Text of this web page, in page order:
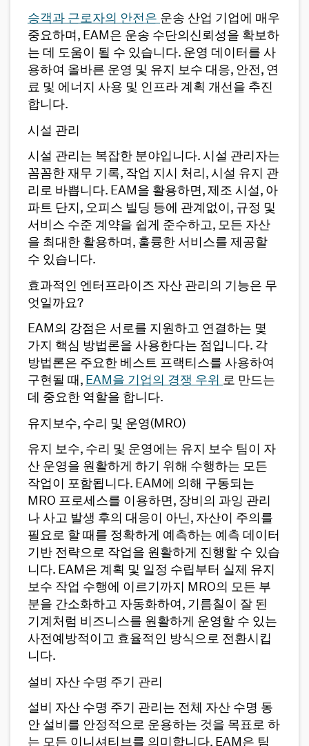
승객과 근로자의 안전은 운송 산업 기업에 매우
중요하며, EAM은 운송 수단의신뢰성을 확보하
는 데 도움이 될 수 있습니다. 운영 데이터를 사
용하여 올바른 운영 및 유지 보수 대응, 안전, 연
료 및 에너지 사용 및 인프라 계획 개선을 추진
합니다.
시설 관리
시설 관리는 복잡한 분야입니다. 시설 관리자는
꼼꼼한 재무 기록, 작업 지시 처리, 시설 유지 관
리로 바쁩니다. EAM을 활용하면, 제조 시설, 아
파트 단지, 오피스 빌딩 등에 관계없이, 규정 및
서비스 수준 계약을 쉽게 준수하고, 모든 자산
을 최대한 활용하며, 훌륭한 서비스를 제공할
수 있습니다.
효과적인 엔터프라이즈 자산 관리의 기능은 무
엇일까요?
EAM의 강점은 서로를 지원하고 연결하는 몇
가지 핵심 방법론을 사용한다는 점입니다. 각
방법론은 주요한 베스트 프랙티스를 사용하여
구현될 때, EAM을 기업의 경쟁 우위 로 만드는
데 중요한 역할을 합니다.
유지보수, 수리 및 운영(MRO)
유지 보수, 수리 및 운영에는 유지 보수 팀이 자
산 운영을 원활하게 하기 위해 수행하는 모든
작업이 포함됩니다. EAM에 의해 구동되는
MRO 프로세스를 이용하면, 장비의 과잉 관리
나 사고 발생 후의 대응이 아닌, 자산이 주의를
필요로 할 때를 정확하게 예측하는 예측 데이터
기반 전략으로 작업을 원활하게 진행할 수 있습
니다. EAM은 계획 및 일정 수립부터 실제 유지
보수 작업 수행에 이르기까지 MRO의 모든 부
분을 간소화하고 자동화하여, 기름칠이 잘 된
기계처럼 비즈니스를 원활하게 운영할 수 있는
사전예방적이고 효율적인 방식으로 전환시킵
니다.
설비 자산 수명 주기 관리
설비 자산 수명 주기 관리는 전체 자산 수명 동
안 설비를 안정적으로 운용하는 것을 목표로 하
는 모든 이니셔티브를 의미합니다. EAM은 팀